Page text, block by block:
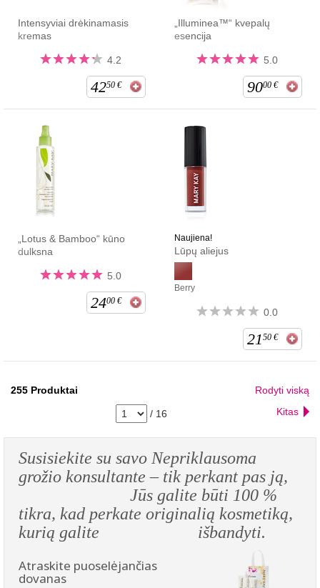
Intensyviai drėkinamasis
kremas
4.2
4250 €
„Illuminea™“ kvepalų
esencija
5.0
9000 €
„Lotus & Bamboo“ kūno
dulksna
5.0
2400 €
Naujiena!
Lūpų aliejus
Berry
0.0
2150 €
255 Produktai Rodyti viską
/ 16 Kitas
Susisiekite su savo Nepriklausoma
grožio konsultante – tik perkant pas ją,
Jūs galite būti 100 %
tikra, kad perkate originalią kosmetiką,
kurią galite išbandyti.
Atraskite puoselėjančias
dovanas